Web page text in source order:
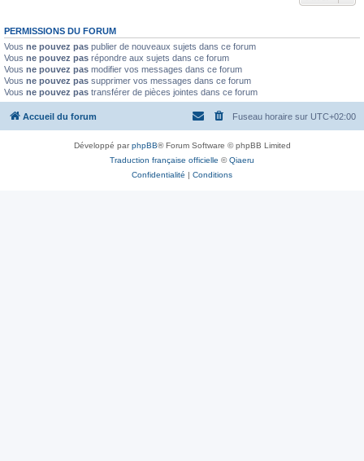
PERMISSIONS DU FORUM
Vous ne pouvez pas publier de nouveaux sujets dans ce forum
Vous ne pouvez pas répondre aux sujets dans ce forum
Vous ne pouvez pas modifier vos messages dans ce forum
Vous ne pouvez pas supprimer vos messages dans ce forum
Vous ne pouvez pas transférer de pièces jointes dans ce forum
Accueil du forum Fuseau horaire sur UTC+02:00
Développé parphpBB® Forum Software © phpBB Limited
Traduction française officielle ©Qiaeru
Confidentialité | Conditions